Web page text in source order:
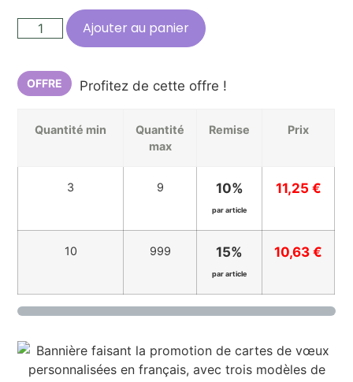
Quantité min
Quantité
max
Remise Prix
3 9 10%
par article
11,25 €
10 999 15%
par article
10,63€
Ajouter au panier